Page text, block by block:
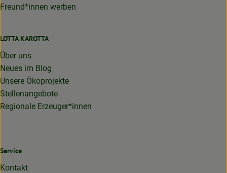
Freund*innen werben
LOTTA KAROTTA
Über uns
Neues im Blog
Unsere Ökoprojekte
Stellenangebote
Regionale Erzeuger*innen
Service
Kontakt